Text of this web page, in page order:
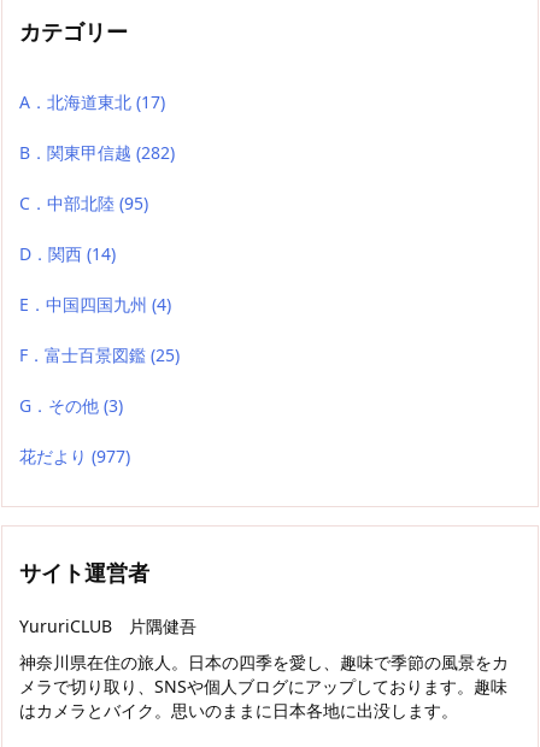
カテゴリー
A．北海道東北 (17)
B．関東甲信越 (282)
C．中部北陸 (95)
D．関西 (14)
E．中国四国九州 (4)
F．富士百景図鑑 (25)
G．その他 (3)
花だより (977)
サイト運営者
YururiCLUB 片隅健吾
神奈川県在住の旅人。日本の四季を愛し、趣味で季節の風景をカ
メラで切り取り、SNSや個人ブログにアップしております。趣味
はカメラとバイク。思いのままに日本各地に出没します。